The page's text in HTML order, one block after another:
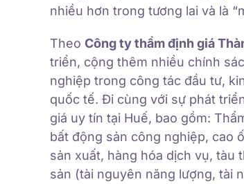
nhiều hơn trong tương lai và là
Theo Công ty thẩm định giá
triển, cộng thêm nhiều chính
nghiệp trong công tác đầu tư,
quốc tế. Đi cùng với sự phát
giá uy tín tại Huế, bao gồm:
bất động sản công nghiệp, cao
sản xuất, hàng hóa dịch vụ, tàu
sản (tài nguyên năng lượng, tài